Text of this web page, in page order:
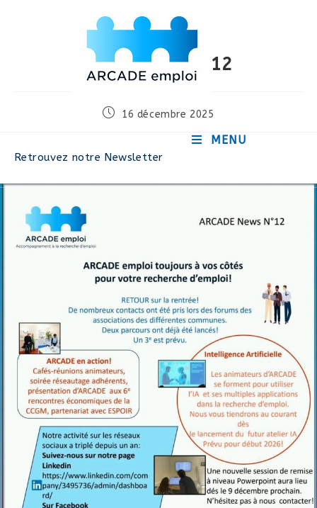
MENU
Newsletter N°12
Publication
16 décembre 2025
Retrouvez notre Newsletter